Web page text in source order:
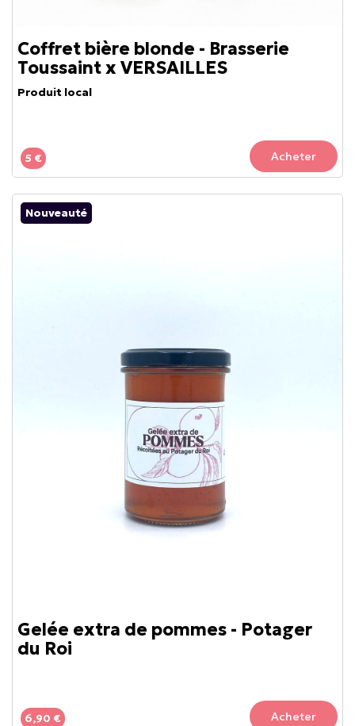
Coffret bière blonde - Brasserie
Toussaint x VERSAILLES
Produit local
5 € Acheter
Nouveauté
Gelée extra de pommes - Potager
du Roi
6,90 € Acheter